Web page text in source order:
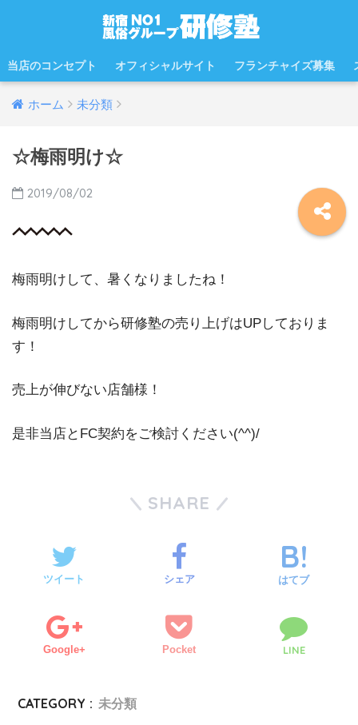
当店のコンセプト オフィシャルサイト フランチャイズ募集
ホーム 未分類
☆梅雨明け☆
2019/08/02
梅雨明けして、暑くなりましたね！
梅雨明けしてから研修塾の売り上げはUPしておりま
す！
売上が伸びない店舗様！
是非当店とFC契約をご検討ください(^^)/
SHARE
ツイート シェア はてブ
Google+ Pocket LINE
CATEGORY : 未分類